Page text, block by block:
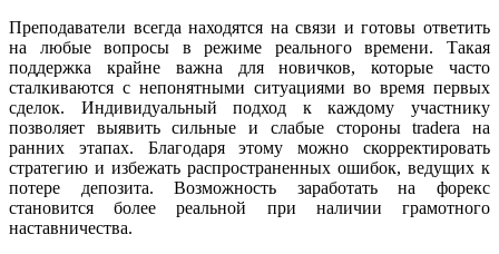
Преподаватели всегда находятся на связи и готовы ответить
на любые вопросы в режиме реального времени. Такая
поддержка крайне важна для новичков, которые часто
сталкиваются с непонятными ситуациями во время первых
сделок. Индивидуальный подход к каждому участнику
позволяет выявить сильные и слабые стороны traderа на
ранних этапах. Благодаря этому можно скорректировать
стратегию и избежать распространенных ошибок, ведущих к
потере депозита. Возможность заработать на форекс
становится более реальной при наличии грамотного
наставничества.